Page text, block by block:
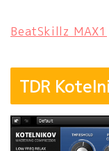
BeatSkillz MAX1
TDR